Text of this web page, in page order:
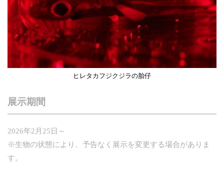
ヒレタカフジクジラの胎仔
展示期間
2026年2月25日～
※生物の状態により、予告なく展示を変更する場合がありま
す。